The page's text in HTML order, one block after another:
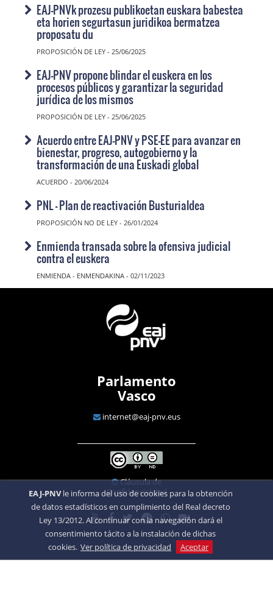
EAJ-PNVk prozesu publikoetan euskara babestea
eta horien segurtasun juridikoa bermatzea
proposatu du
PROPOSICIÓN DE LEY - 25/06/2025
EAJ-PNV propone blindar el euskera en los
procesos públicos y garantizar la seguridad
jurídica de los mismos
PROPOSICIÓN DE LEY - 25/06/2025
Acuerdo entre EAJ-PNV y PSE-EE para avanzar en
bienestar, progreso, autogobierno y la
transformación de una Euskadi global
ACUERDO - 20/06/2024
PNL - Plan de reactivación Busturialdea
PROPOSICIÓN NO DE LEY - 26/01/2024
Enmienda transada sobre la ofensiva judicial
contra el euskera
ENMIENDA - ENMENDAKINA - 02/11/2023
Parlamento
Vasco
internet@eaj-pnv.eus
Cláusula de
Confidencialidad
EAJ-PNVle informa del uso de cookies para la obtención
de datos estadísticos en cumplimiento del Real decreto
Ley 13/2012. Al continuar con la navegación dará el
consentimiento tácito a la instalación de dichas
cookies. Ver política de privacidad Aceptar